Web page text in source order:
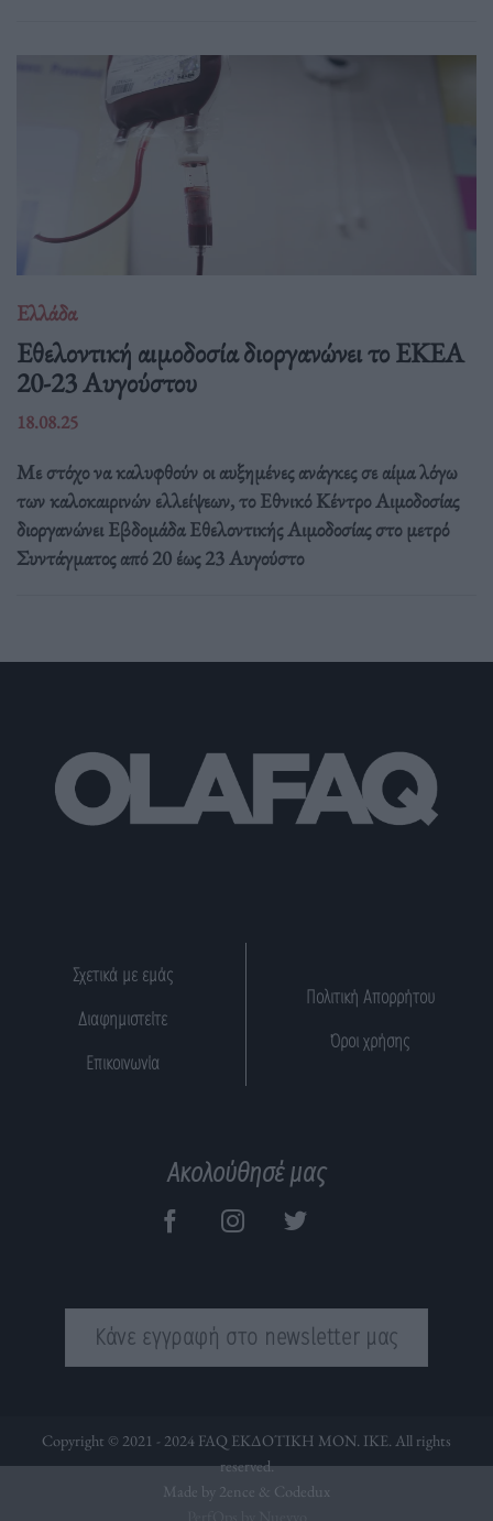
Ελλάδα
Eθελοντική αιμοδοσία διοργανώνει το ΕΚΕΑ
20-23 Αυγούστου
18.08.25
Με στόχο να καλυφθούν οι αυξημένες ανάγκες σε αίμα λόγω
των καλοκαιρινών ελλείψεων, το Εθνικό Κέντρο Αιμοδοσίας
διοργανώνει Εβδομάδα Εθελοντικής Αιμοδοσίας στο μετρό
Συντάγματος από 20 έως 23 Αυγούστο
Σχετικά με εμάς
Διαφημιστείτε
Επικοινωνία
Πολιτική Απορρήτου
Όροι χρήσης
Ακολούθησέ μας
Κάνε εγγραφή στο newsletter μας
Copyright © 2021 - 2024 FAQ ΕΚΔΟΤΙΚΗ ΜΟΝ. ΙΚΕ. All rights
reserved.
Made by 2ence & Codedux